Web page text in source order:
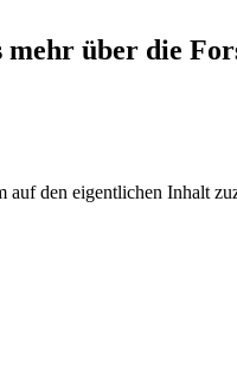
über die
auf den eigentlichen Inhalt